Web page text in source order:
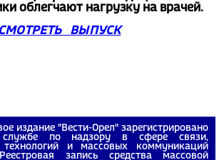
облегчают нагрузку на врачей.
СМОТРЕТЬ ВЫПУСК
издание "Вести-Орел" зарегистрировано
по надзору в сфере связи,
и массовых коммуникаций
запись средства массовой